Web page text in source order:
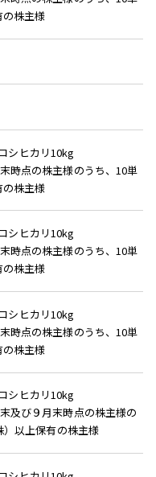
株主様
シヒカリ10kg
時点の株主様のうち、10単
株主様
シヒカリ10kg
時点の株主様のうち、10単
株主様
シヒカリ10kg
時点の株主様のうち、10単
株主様
シヒカリ10kg
及び９月末時点の株主様の
）以上保有の株主様